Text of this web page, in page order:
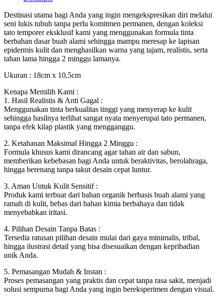
Destinasi utama bagi Anda yang ingin mengekspresikan diri melalui
seni lukis tubuh tanpa perlu komitmen permanen, dengan koleksi
tato temporer eksklusif kami yang menggunakan formula tinta
berbahan dasar buah alami sehingga mampu meresap ke lapisan
epidermis kulit dan menghasilkan warna yang tajam, realistis, serta
tahan lama hingga 2 minggu lamanya.
Ukuran : 18cm x 10,5cm
Kenapa Memilih Kami :
1. Hasil Realistis & Anti Gagal :
Menggunakan tinta berkualitas tinggi yang menyerap ke kulit
sehingga hasilnya terlihat sangat nyata menyerupai tato permanen,
tanpa efek kilap plastik yang mengganggu.
2. Ketahanan Maksimal Hingga 2 Minggu :
Formula khusus kami dirancang agar tahan air dan sabun,
memberikan kebebasan bagi Anda untuk beraktivitas, berolahraga,
hingga berenang tanpa takut desain cepat luntur.
3. Aman Untuk Kulit Sensitif :
Produk kami terbuat dari bahan organik berbasis buah alami yang
ramah di kulit, bebas dari bahan kimia berbahaya dan tidak
menyebabkan iritasi.
4. Pilihan Desain Tanpa Batas :
Tersedia ratusan pilihan desain mulai dari gaya minimalis, tribal,
hingga ilustrasi detail yang bisa disesuaikan dengan kepribadian
unik Anda.
5. Pemasangan Mudah & Instan :
Proses pemasangan yang praktis dan cepat tanpa rasa sakit, menjadi
solusi sempurna bagi Anda yang ingin bereksperimen dengan visual.